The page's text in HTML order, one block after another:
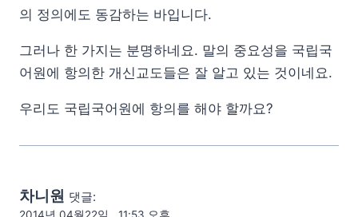
의 정의에도 동감하는 바입니다.
그러나 한 가지는 분명하네요. 말의 중요성을 국립국
어원에 항의한 개신교도들은 잘 알고 있는 것이네요.
우리도 국립국어원에 항의를 해야 할까요?
차니원 댓글: